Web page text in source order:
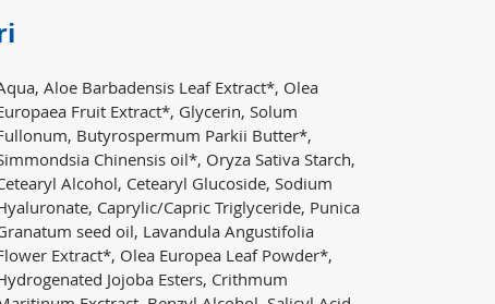
Aloe Barbadensis Leaf Extract*, Olea
Fruit Extract*, Glycerin, Solum
Butyrospermum Parkii Butter*,
Chinensis oil*, Oryza Sativa Starch,
Alcohol, Cetearyl Glucoside, Sodium
Caprylic/Capric Triglyceride, Punica
seed oil, Lavandula Angustifolia
Extract*, Olea Europea Leaf Powder*,
Jojoba Esters, Crithmum